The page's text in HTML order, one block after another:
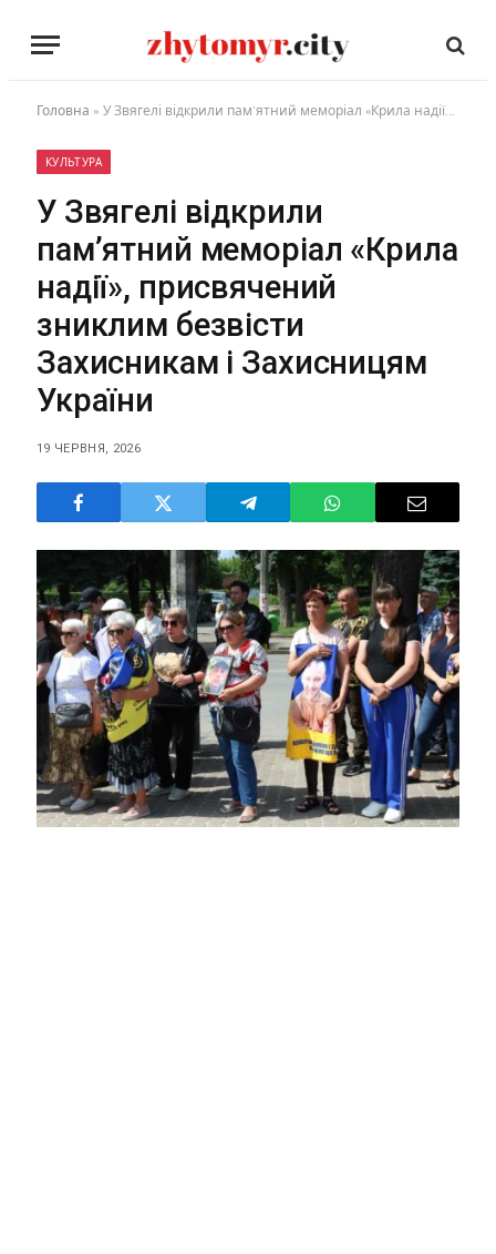
Головна » У Звягелі відкрили пам’ятний меморіал «Крила надії», присвячений зниклим безвісти Захисникам і Захисницям України
КУЛЬТУРА
У Звягелі відкрили
пам’ятний меморіал «Крила
надії», присвячений
зниклим безвісти
Захисникам і Захисницям
України
19 ЧЕРВНЯ, 2026